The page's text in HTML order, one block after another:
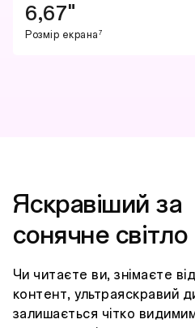
6,67"
Розмір екрана 7
Яскравіший за
сонячне світло
Чи читаєте ви, знімаєте
контент, ультраяскравий
залишається чітко